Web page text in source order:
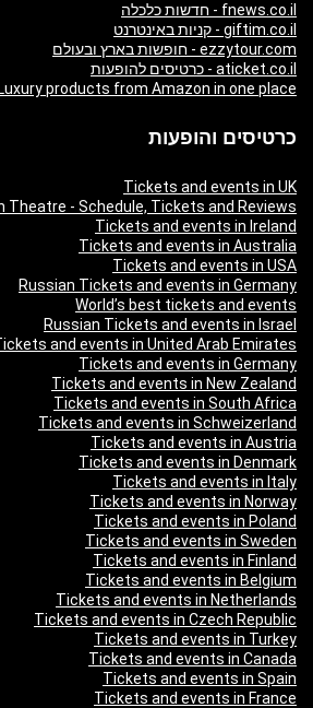
fnews.co.il - חדשות כלכלה
giftim.co.il - קניות באינטרנט
ezzytour.com - חופשות בארץ ובעולם
aticket.co.il - כרטיסים להופעות
products from Amazon in one place
כרטיסים והופעות
Tickets and events in UK
Theatre - Schedule, Tickets and Reviews
Tickets and events in Ireland
Tickets and events in Australia
Tickets and events in USA
Russian Tickets and events in Germany
World’s best tickets and events
Russian Tickets and events in Israel
and events in United Arab Emirates
Tickets and events in Germany
Tickets and events in New Zealand
Tickets and events in South Africa
Tickets and events in Schweizerland
Tickets and events in Austria
Tickets and events in Denmark
Tickets and events in Italy
Tickets and events in Norway
Tickets and events in Poland
Tickets and events in Sweden
Tickets and events in Finland
Tickets and events in Belgium
Tickets and events in Netherlands
Tickets and events in Czech Republic
Tickets and events in Turkey
Tickets and events in Canada
Tickets and events in Spain
Tickets and events in France